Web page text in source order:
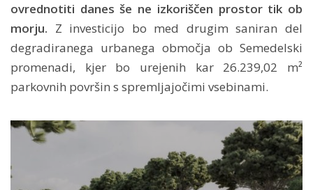
ovrednotiti danes še ne izkoriščen prostor tik ob
morju. Z investicijo bo med drugim saniran del
degradiranega urbanega območja ob Semedelski
promenadi, kjer bo urejenih kar 26.239,02 m²
parkovnih površin s spremljajočimi vsebinami.